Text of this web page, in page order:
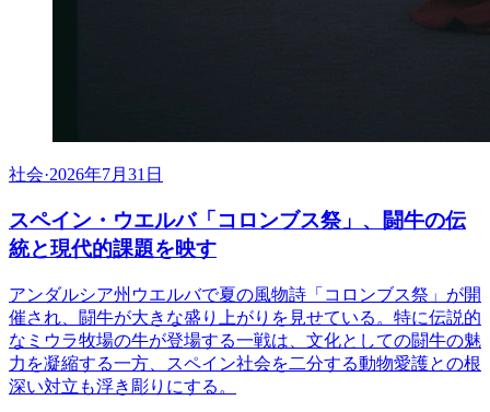
社会·2026年7月31日
スペイン・ウエルバ「コロンブス祭」、闘牛の伝
統と現代的課題を映す
アンダルシア州ウエルバで夏の風物詩「コロンブス祭」が開
催され、闘牛が大きな盛り上がりを見せている。特に伝説的
なミウラ牧場の牛が登場する一戦は、文化としての闘牛の魅
力を凝縮する一方、スペイン社会を二分する動物愛護との根
深い対立も浮き彫りにする。